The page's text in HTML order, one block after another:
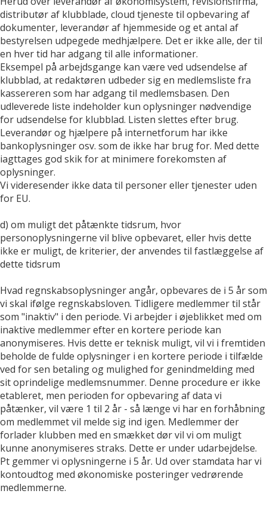
distributør af klubblade, cloud tjeneste til opbevaring af
dokumenter, leverandør af hjemmeside og et antal af
bestyrelsen udpegede medhjælpere. Det er ikke alle, der til
en hver tid har adgang til alle informationer.
Eksempel på arbejdsgange kan være ved udsendelse af
klubblad, at redaktøren udbeder sig en medlemsliste fra
kassereren som har adgang til medlemsbasen. Den
udleverede liste indeholder kun oplysninger nødvendige
for udsendelse for klubblad. Listen slettes efter brug.
Leverandør og hjælpere på internetforum har ikke
bankoplysninger osv. som de ikke har brug for. Med dette
iagttages god skik for at minimere forekomsten af
oplysninger.
Vi videresender ikke data til personer eller tjenester uden
for EU.
d) om muligt det påtænkte tidsrum, hvor
personoplysningerne vil blive opbevaret, eller hvis dette
ikke er muligt, de kriterier, der anvendes til fastlæggelse af
dette tidsrum
Hvad regnskabsoplysninger angår, opbevares de i 5 år som
vi skal ifølge regnskabsloven. Tidligere medlemmer til står
som "inaktiv" i den periode. Vi arbejder i øjeblikket med om
inaktive medlemmer efter en kortere periode kan
anonymiseres. Hvis dette er teknisk muligt, vil vi i fremtiden
beholde de fulde oplysninger i en kortere periode i tilfælde
ved for sen betaling og mulighed for genindmelding med
sit oprindelige medlemsnummer. Denne procedure er ikke
etableret, men perioden for opbevaring af data vi
påtænker, vil være 1 til 2 år - så længe vi har en forhåbning
om medlemmet vil melde sig ind igen. Medlemmer der
forlader klubben med en smækket dør vil vi om muligt
kunne anonymiseres straks. Dette er under udarbejdelse.
Pt gemmer vi oplysningerne i 5 år. Ud over stamdata har vi
kontoudtog med økonomiske posteringer vedrørende
medlemmerne.